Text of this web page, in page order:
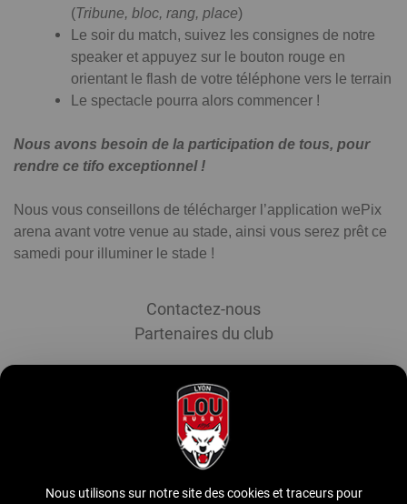
(Tribune, bloc, rang, place)
Le soir du match, suivez les consignes de notre
speaker et appuyez sur le bouton rouge en
orientant le flash de votre téléphone vers le terrain
Le spectacle pourra alors commencer !
Nous avons besoin de la participation de tous, pour
rendre ce tifo exceptionnel !
Nous vous conseillons de télécharger l’application wePix
arena avant votre venue au stade, ainsi vous serez prêt ce
samedi pour illuminer le stade !
Menu
Footer
Contactez-nous
Partenaires du club
S'abonner à la newsletter
Suivez-nous
Nous utilisons sur notre site des cookies et traceurs pour